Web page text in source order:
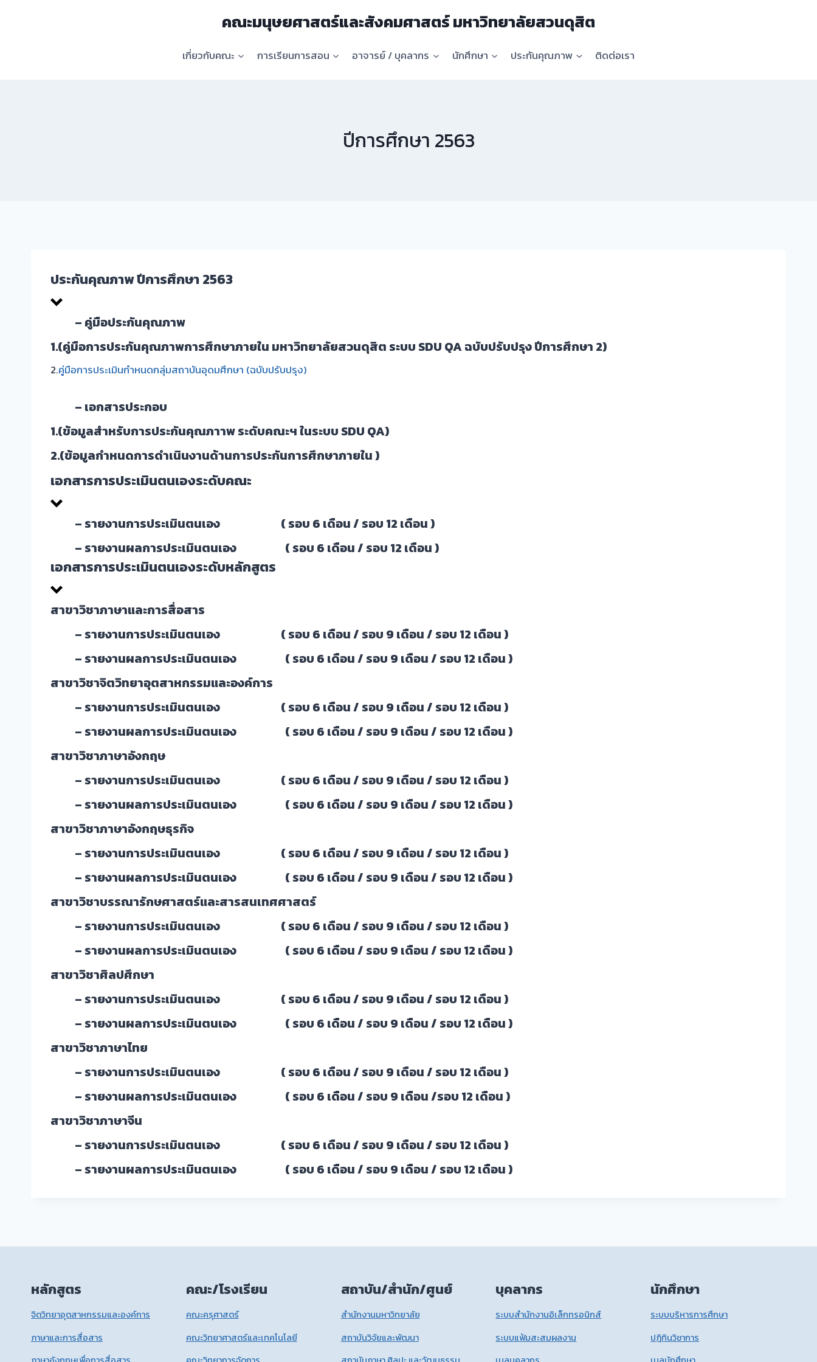
คณะมนุษยศาสตร์และสังคมศาสตร์ มหาวิทยาลัยสวนดุสิต
เกี่ยวกับคณะ การเรียนการสอน อาจารย์ / บุคลากร นักศึกษา ประกันคุณภาพ ติดต่อเรา
ปีการศึกษา 2563
ประกันคุณภาพ ปีการศึกษา 2563
– คู่มือประกันคุณภาพ
1.(คู่มือการประกันคุณภาพการศึกษาภายใน มหาวิทยาลัยสวนดุสิต ระบบ SDU QA ฉบับปรับปรุง ปีการศึกษา 2)
2.คู่มือการประเมินกำหนดกลุ่มสถาบันอุดมศึกษา (ฉบับปรับปรุง)
– เอกสารประกอบ
1.(ข้อมูลสำหรับการประกันคุณภาาพ ระดับคณะฯ ในระบบ SDU QA)
2.(ข้อมูลกำหนดการดำเนินงานด้านการประกันการศึกษาภายใน )
เอกสารการประเมินตนเองระดับคณะ
– รายงานการประเมินตนเอง (รอบ 6 เดือน/ รอบ 12 เดือน)
– รายงานผลการประเมินตนเอง ( รอบ 6 เดือน / รอบ 12 เดือน)
เอกสารการประเมินตนเองระดับหลักสูตร
สาขาวิชาภาษาและการสื่อสาร
– รายงานการประเมินตนเอง (รอบ 6 เดือน/ รอบ 9 เดือน/ รอบ 12 เดือน )
– รายงานผลการประเมินตนเอง ( รอบ 6 เดือน / รอบ 9 เดือน / รอบ 12 เดือน )
สาขาวิชาจิตวิทยาอุตสาหกรรมและองค์การ
– รายงานการประเมินตนเอง (รอบ 6 เดือน/ รอบ 9 เดือน/ รอบ 12 เดือน )
– รายงานผลการประเมินตนเอง ( รอบ 6 เดือน / รอบ 9 เดือน / รอบ 12 เดือน )
สาขาวิชาภาษาอังกฤษ
– รายงานการประเมินตนเอง (รอบ 6 เดือน/ รอบ 9 เดือน/ รอบ 12 เดือน )
– รายงานผลการประเมินตนเอง ( รอบ 6 เดือน / รอบ 9 เดือน / รอบ 12 เดือน )
สาขาวิชาภาษาอังกฤษธุรกิจ
– รายงานการประเมินตนเอง (รอบ 6 เดือน/ รอบ 9 เดือน/ รอบ 12 เดือน )
– รายงานผลการประเมินตนเอง ( รอบ 6 เดือน / รอบ 9 เดือน / รอบ 12 เดือน )
สาขาวิชาบรรณารักษศาสตร์และสารสนเทศศาสตร์
– รายงานการประเมินตนเอง (รอบ 6 เดือน/ รอบ 9 เดือน/ รอบ 12 เดือน )
– รายงานผลการประเมินตนเอง ( รอบ 6 เดือน / รอบ 9 เดือน / รอบ 12 เดือน )
สาขาวิชาศิลปศึกษา
– รายงานการประเมินตนเอง (รอบ 6 เดือน/ รอบ 9 เดือน/ รอบ 12 เดือน )
– รายงานผลการประเมินตนเอง ( รอบ 6 เดือน / รอบ 9 เดือน / รอบ 12 เดือน )
สาขาวิชาภาษาไทย
– รายงานการประเมินตนเอง (รอบ 6 เดือน/ รอบ 9 เดือน/ รอบ 12 เดือน )
– รายงานผลการประเมินตนเอง ( รอบ 6 เดือน / รอบ 9 เดือน /รอบ 12 เดือน )
สาขาวิชาภาษาจีน
– รายงานการประเมินตนเอง (รอบ 6 เดือน/ รอบ 9 เดือน / รอบ 12 เดือน )
– รายงานผลการประเมินตนเอง ( รอบ 6 เดือน / รอบ 9 เดือน / รอบ 12 เดือน )
หลักสูตร
จิตวิทยาอุตสาหกรรมและองค์การ
ภาษาและการสื่อสาร
คณะ/โรงเรียน
คณะครุศาสตร์
คณะวิทยาศาสตร์และเทคโนโลยี
สถาบัน/สำนัก/ศูนย์
สำนักงานมหาวิทยาลัย
สถาบันวิจัยและพัฒนา
บุคลากร
ระบบสำนักงานอิเล็กทรอนิกส์
ระบบแฟ้มสะสมผลงาน
นักศึกษา
ระบบบริหารการศึกษา
ปฎิทินวิชาการ